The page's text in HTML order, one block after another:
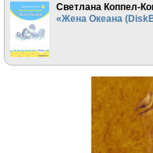
Светлана Коппел-
«Жена Океана